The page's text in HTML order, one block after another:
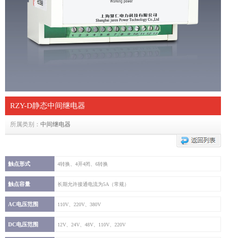
RZY-D静态中间继电器
所属类别： 中间继电器
触点形式 4转换、4开4闭、6转换
触点容量 长期允许接通电流为5A（常规）
AC电压范围 110V、220V、380V
DC电压范围 12V、24V、48V、110V、220V